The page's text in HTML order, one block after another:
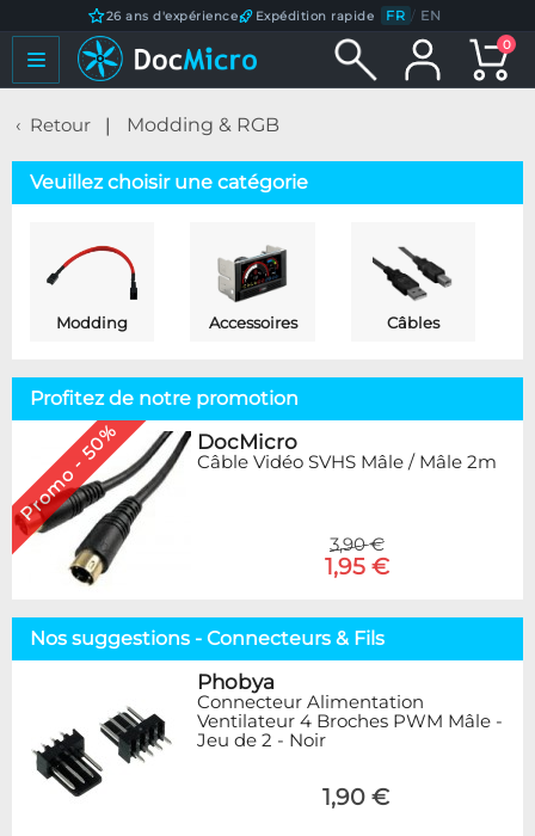
26 ans d'expérience Expédition rapide FR / EN
0
Retour Modding & RGB
Veuillez choisir une catégorie
Modding Accessoires Câbles
Profitez de notre promotion
Promo - 50% DocMicro
Câble Vidéo SVHS Mâle / Mâle 2m
3,90 €
1,95 €
Nos suggestions - Connecteurs & Fils
Phobya
Connecteur Alimentation
Ventilateur 4 Broches PWM Mâle -
Jeu de 2 - Noir
1,90 €